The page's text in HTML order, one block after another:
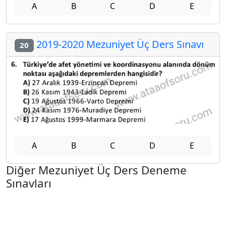
A B C D E
20 2019-2020 Mezuniyet Üç Ders Sınavı
A B C D E
Diğer Mezuniyet Üç Ders Deneme
Sınavları